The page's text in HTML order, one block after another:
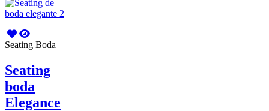
Seating Boda
Seating
boda
Elegance